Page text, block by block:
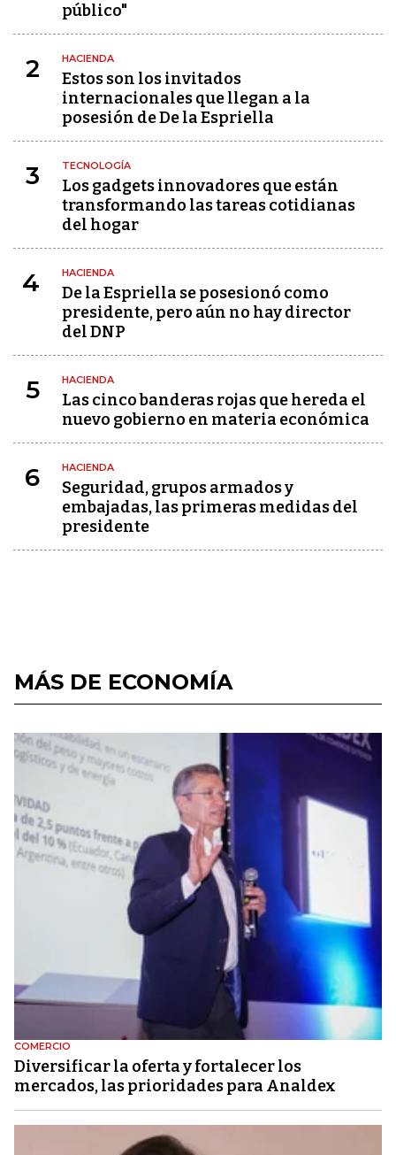
público"
2 HACIENDA
Estos son los invitados
internacionales que llegan a la
posesión de De la Espriella
3 TECNOLOGÍA
Los gadgets innovadores que están
transformando las tareas cotidianas
del hogar
4 HACIENDA
De la Espriella se posesionó como
presidente, pero aún no hay director
del DNP
5 HACIENDA
Las cinco banderas rojas que hereda el
nuevo gobierno en materia económica
6 HACIENDA
Seguridad, grupos armados y
embajadas, las primeras medidas del
presidente
MÁS DE ECONOMÍA
COMERCIO
Diversificar la oferta y fortalecer los
mercados, las prioridades para Analdex